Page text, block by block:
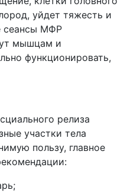
уйдет тяжесть и
сеансы МФР
мышцам и
функционировать,
релиза
участки тела
пользу, главное